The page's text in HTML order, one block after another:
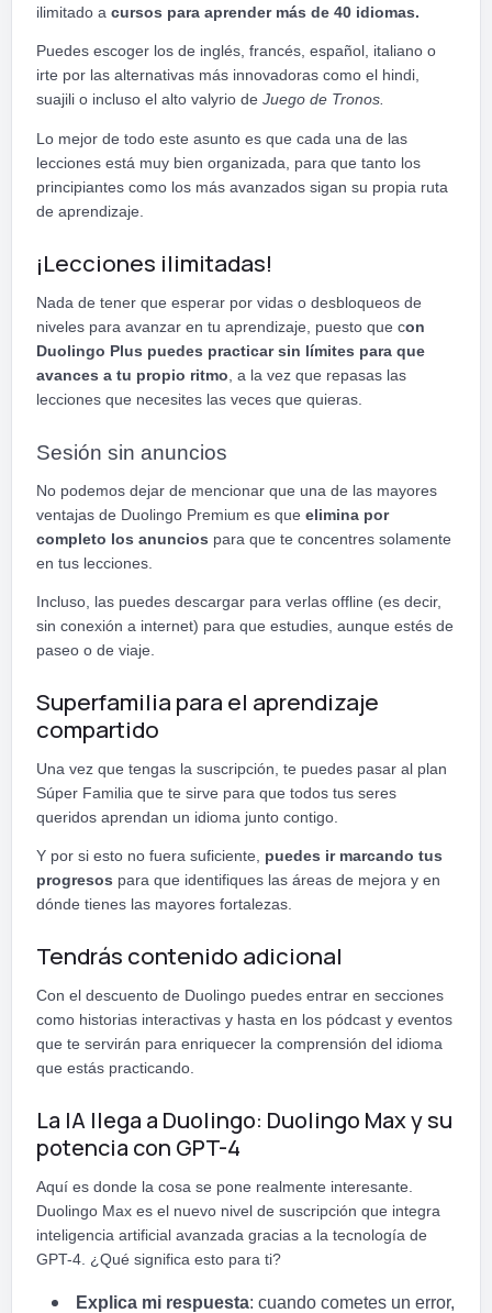
ilimitado a cursos para aprender más de 40 idiomas.
Puedes escoger los de inglés, francés, español, italiano o
irte por las alternativas más innovadoras como el hindi,
suajili o incluso el alto valyrio de Juego de Tronos.
Lo mejor de todo este asunto es que cada una de las
lecciones está muy bien organizada, para que tanto los
principiantes como los más avanzados sigan su propia ruta
de aprendizaje.
¡Lecciones ilimitadas!
Nada de tener que esperar por vidas o desbloqueos de
niveles para avanzar en tu aprendizaje, puesto que con
Duolingo Plus puedes practicar sin límites para que
avances a tu propio ritmo , a la vez que repasas las
lecciones que necesites las veces que quieras.
Sesión sin anuncios
No podemos dejar de mencionar que una de las mayores
ventajas de Duolingo Premium es que elimina por
completo los anuncios para que te concentres solamente
en tus lecciones.
Incluso, las puedes descargar para verlas offline (es decir,
sin conexión a internet) para que estudies, aunque estés de
paseo o de viaje.
Superfamilia para el aprendizaje
compartido
Una vez que tengas la suscripción, te puedes pasar al plan
Súper Familia que te sirve para que todos tus seres
queridos aprendan un idioma junto contigo.
Y por si esto no fuera suficiente, puedes ir marcando tus
progresos para que identifiques las áreas de mejora y en
dónde tienes las mayores fortalezas.
Tendrás contenido adicional
Con el descuento de Duolingo puedes entrar en secciones
como historias interactivas y hasta en los pódcast y eventos
que te servirán para enriquecer la comprensión del idioma
que estás practicando.
La IA llega a Duolingo: Duolingo Max y su
potencia con GPT-4
Aquí es donde la cosa se pone realmente interesante.
Duolingo Max es el nuevo nivel de suscripción que integra
inteligencia artificial avanzada gracias a la tecnología de
GPT-4. ¿Qué significa esto para ti?
Explica mi respuesta: cuando cometes un error,